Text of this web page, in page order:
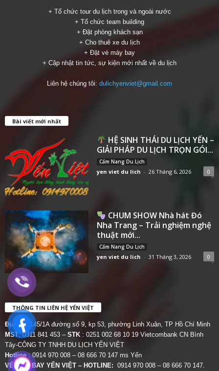
+ Tổ chức tour du lịch trong và ngoài nước
+ Tổ chức team building
+ Đặt phòng khách sạn
+ Cho thuê xe du lịch
+ Đặt vé máy bay
+ Cập nhật tin tức, sự kiện mới nhất về du lịch
Liên hệ chúng tôi: dulichyenviet@gmail.com
Bài viết mới nhất
HỆ SINH THÁI DU LỊCH YẾN –
GIẢI PHÁP DU LỊCH TRỌN GÓI...
Cẩm Nang Du Lịch
yen viet du lich - 26 Tháng 6, 2026 0
CHUM SHOW Nhà hát Đó
Nha Trang – Trải nghiệm nghệ
thuật mới...
Cẩm Nang Du Lịch
yen viet du lich - 31 Tháng 3, 2026 0
THÔNG TIN LIÊN HỆ YẾN VIỆT
Địa chỉ:
145/1A đường số 9, kp 53, phường Linh Xuân, TP Hồ Chí Minh
MST: 0311 841 453 – STK : 0251 002 68 10 19 Vietcombank CN Bình
Tây-CÔNG TY TNHH DU LỊCH YẾN VIỆT
Hotline : 0914 970 008 – 08 666 70 147 ms Yến
VÉ MÁY BAY YẾN VIỆT – HOTLINE: 0914 970 008 – 08 666 70 147.